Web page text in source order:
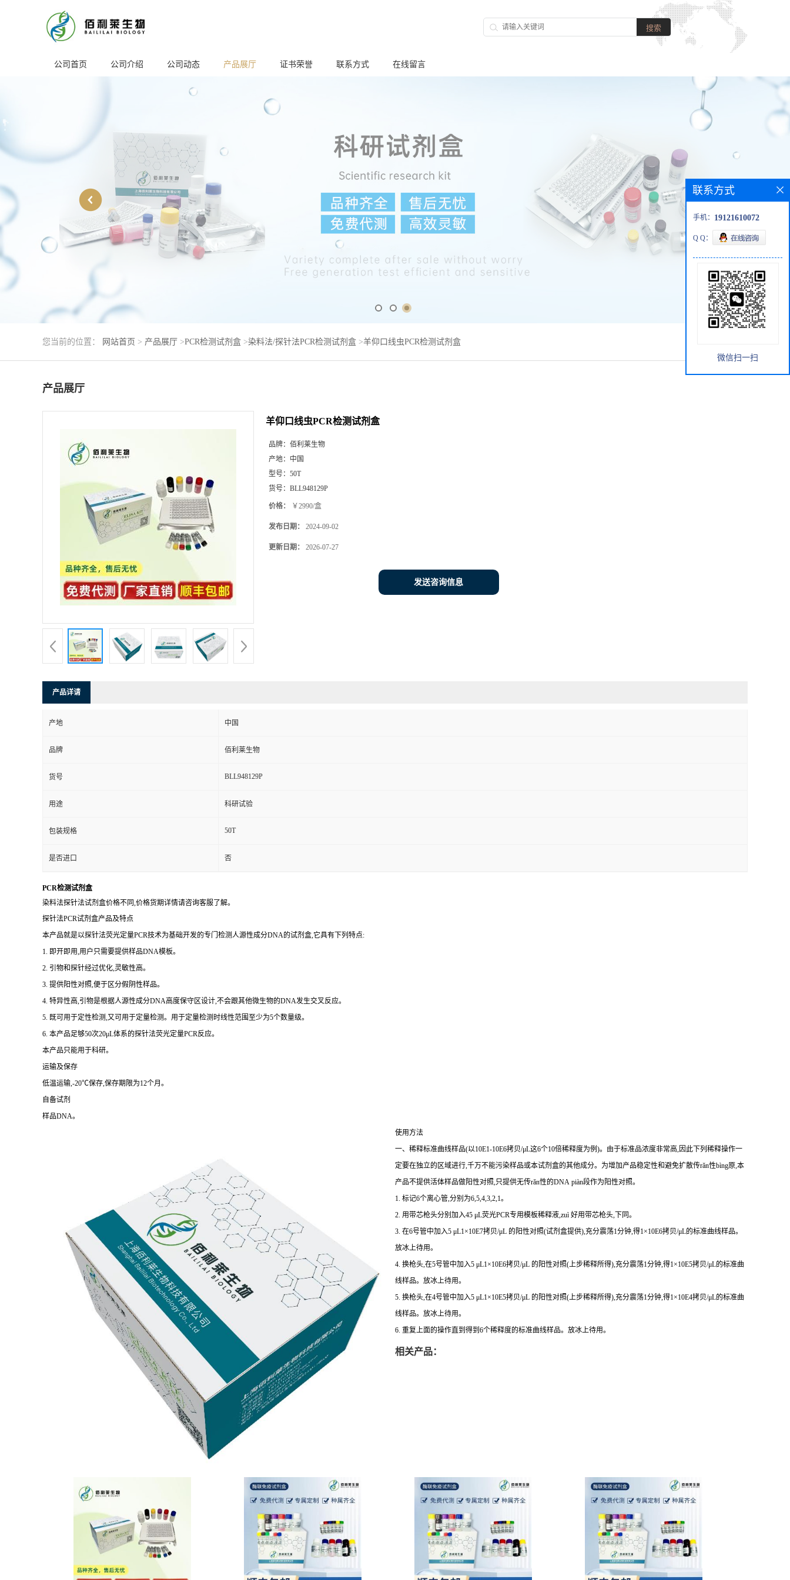
公司首页 公司介绍 公司动态 产品展厅 证书荣誉 联系方式 在线留言
您当前的位置： 网站首页 > 产品展厅 >PCR检测试剂盒 >染料法/探针法PCR检测试剂盒 >羊仰口线虫PCR检测试剂盒
产品展厅
羊仰口线虫PCR检测试剂盒
品牌： 佰利莱生物
产地： 中国
型号： 50T
货号： BLL948129P
价格： ￥2990/盒
发布日期： 2024-09-02
更新日期： 2026-07-27
发送咨询信息
产品详请
产地 中国
品牌 佰利莱生物
货号 BLL948129P
用途 科研试验
包装规格 50T
是否进口 否
PCR检测试剂盒
染料法探针法试剂盒价格不同,价格货期详情请咨询客服了解。
探针法PCR试剂盒产品及特点
本产品就是以探针法荧光定量PCR技术为基础开发的专门检测人源性成分DNA的试剂盒,它具有下列特点:
1. 即开即用,用户只需要提供样品DNA模板。
2. 引物和探针经过优化,灵敏性高。
3. 提供阳性对照,便于区分假阴性样品。
4. 特异性高,引物是根据人源性成分DNA高度保守区设计,不会跟其他微生物的DNA发生交叉反应。
5. 既可用于定性检测,又可用于定量检测。用于定量检测时线性范围至少为5个数量级。
6. 本产品足够50次20μL体系的探针法荧光定量PCR反应。
本产品只能用于科研。
运输及保存
低温运输,-20℃保存,保存期限为12个月。
自备试剂
样品DNA。
使用方法
一、稀释标准曲线样品(以10E1-10E6拷贝/μL这6个10倍稀释度为例)。由于标准品浓度非常高,因此下列稀释操作一
定要在独立的区域进行,千万不能污染样品或本试剂盒的其他成分。为增加产品稳定性和避免扩散传rǎn性bìng原,本
产品不提供活体样品做阳性对照,只提供无传rǎn性的DNA piàn段作为阳性对照。
1. 标记6个离心管,分别为6,5,4,3,2,1。
2. 用带芯枪头分别加入45 μL荧光PCR专用模板稀释液,zuì 好用带芯枪头,下同。
3. 在6号管中加入5 μL1×10E7拷贝/μL 的阳性对照(试剂盒提供),充分震荡1分钟,得1×10E6拷贝/μL的标准曲线样品。
放冰上待用。
4. 换枪头,在5号管中加入5 μL1×10E6拷贝/μL 的阳性对照(上步稀释所得),充分震荡1分钟,得1×10E5拷贝/μL的标准曲
线样品。放冰上待用。
5. 换枪头,在4号管中加入5 μL1×10E5拷贝/μL 的阳性对照(上步稀释所得),充分震荡1分钟,得1×10E4拷贝/μL的标准曲
线样品。放冰上待用。
6. 重复上面的操作直到得到6个稀释度的标准曲线样品。放冰上待用。
相关产品：
联系方式
手机： 19121610072
Q Q：
微信扫一扫